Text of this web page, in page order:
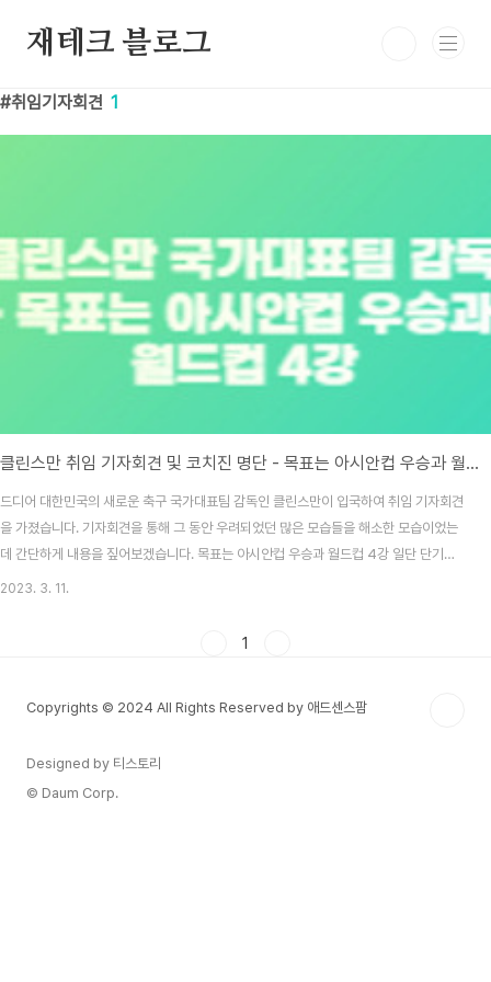
재테크 블로그
취임기자회견 1
클린스만 취임 기자회견 및 코치진 명단 - 목표는 아시안컵 우승과 월드컵 4강
드디어 대한민국의 새로운 축구 국가대표팀 감독인 클린스만이 입국하여 취임 기자회견
을 가졌습니다. 기자회견을 통해 그 동안 우려되었던 많은 모습들을 해소한 모습이었는
데 간단하게 내용을 짚어보겠습니다. 목표는 아시안컵 우승과 월드컵 4강 일단 단기적
인 목표와 장기적인 목표에 대해 언급을 하였습니다. 단기적인 목표는 아시안컵 우승이
해 감독으로서는 2019년 헤르타 베를린에서..
2023. 3. 11.
1
Copyrights © 2024 All Rights Reserved by 애드센스팜
Designed by 티스토리
© Daum Corp.